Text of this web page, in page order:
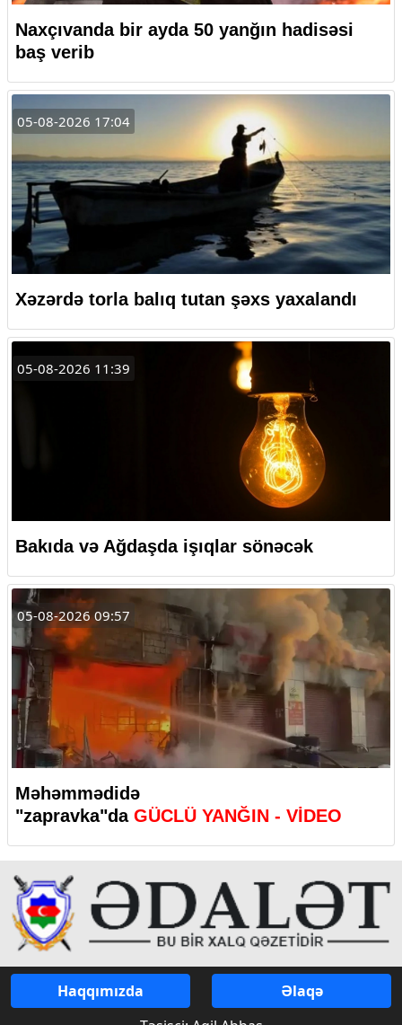
Naxçıvanda bir ayda 50 yanğın hadisəsi
baş verib
05-08-2026 17:04
Xəzərdə torla balıq tutan şəxs yaxalandı
05-08-2026 11:39
Bakıda və Ağdaşda işıqlar sönəcək
05-08-2026 09:57
Məhəmmədidə
"zapravka"da GÜCLÜ YANĞIN - VİDEO
Haqqımızda
Əlaqə